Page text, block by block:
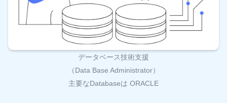
データベース技術支援
（Data Base Administrator）
主要なDatabaseは ORACLE